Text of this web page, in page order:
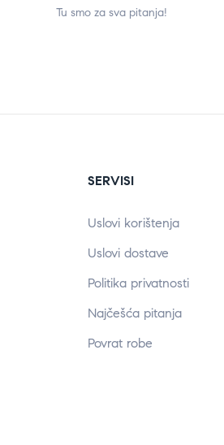
Tu smo za sva pitanja!
SERVISI
Uslovi korištenja
Uslovi dostave
Politika privatnosti
Najčešća pitanja
Povrat robe